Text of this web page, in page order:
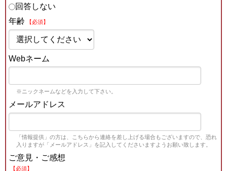
回答しない
年齢
【必須】
Webネーム
※ニックネームなどを入力して下さい。
メールアドレス
「情報提供」の方は、こちらから連絡を差し上げる場合もございますので、恐れ
入りますが「メールアドレス」を記入してくださいますようお願い致します。
ご意見・ご感想
【必須】